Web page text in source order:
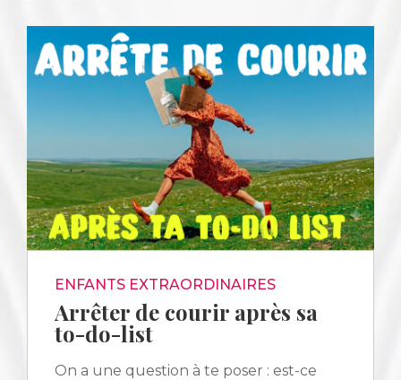
ENFANTS EXTRAORDINAIRES
Arrêter de courir après sa
to-do-list
On a une question à te poser : est-ce